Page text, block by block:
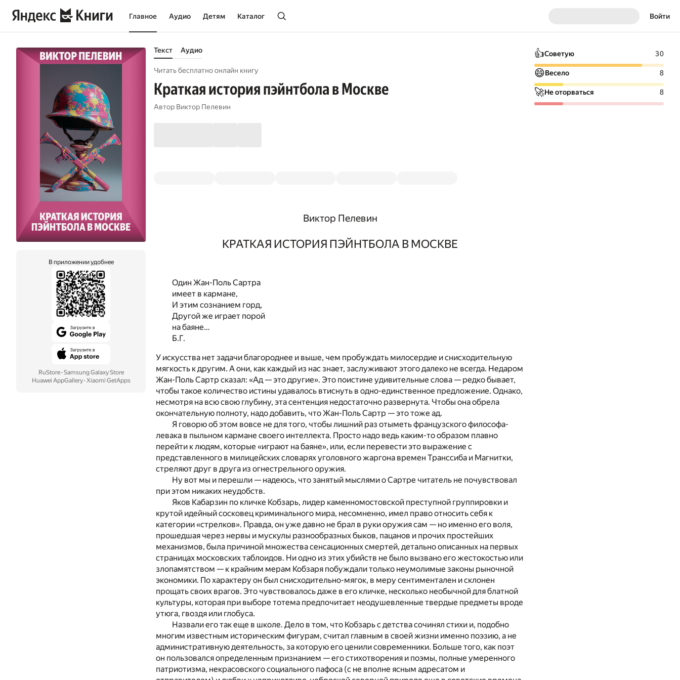
Главное Аудио Детям Каталог Войти
В приложении удобнее
RuStore· Samsung Galaxy Store
Huawei AppGallery· Xiaomi GetApps
Текст Аудио
Читать бесплатно онлайн книгу
Краткая история пэйнтбола в Москве
Автор Виктор Пелевин
Виктор Пелевин
КРАТКАЯ ИСТОРИЯ ПЭЙНТБОЛА В МОСКВЕ
Один Жан-Поль Сартра
имеет в кармане,
И этим сознанием горд,
Другой же играет порой
на баяне…
Б.Г.
У искусства нет задачи благороднее и выше, чем пробуждать милосердие и снисходительную
мягкость к другим. А они, как каждый из нас знает, заслуживают этого далеко не всегда. Недаром
Жан-Поль Сартр сказал: «Ад — это другие». Это поистине удивительные слова — редко бывает,
чтобы такое количество истины удавалось втиснуть в одно-единственное предложение. Однако,
несмотря на всю свою глубину, эта сентенция недостаточно развернута. Чтобы она обрела
окончательную полноту, надо добавить, что Жан-Поль Сартр — это тоже ад.
Я говорю об этом вовсе не для того, чтобы лишний раз отыметь французского философа-
левака в пыльном кармане своего интеллекта. Просто надо ведь каким-то образом плавно
перейти к людям, которые «играют на баяне», или, если перевести это выражение с
представленного в милицейских словарях уголовного жаргона времен Транссиба и Магнитки,
стреляют друг в друга из огнестрельного оружия.
Ну вот мы и перешли — надеюсь, что занятый мыслями о Сартре читатель не почувствовал
при этом никаких неудобств.
Яков Кабарзин по кличке Кобзарь, лидер каменномостовской преступной группировки и
крутой идейный сосковец криминального мира, несомненно, имел право относить себя к
категории «стрелков». Правда, он уже давно не брал в руки оружия сам — но именно его воля,
прошедшая через нервы и мускулы разнообразных быков, пацанов и прочих простейших
механизмов, была причиной множества сенсационных смертей, детально описанных на первых
страницах московских таблоидов. Ни одно из этих убийств не было вызвано его жестокостью или
злопамятством — к крайним мерам Кобзаря побуждали только неумолимые законы рыночной
экономики. По характеру он был снисходительно-мягок, в меру сентиментален и склонен
прощать своих врагов. Это чувствовалось даже в его кличке, несколько необычной для блатной
культуры, которая при выборе тотема предпочитает неодушевленные твердые предметы вроде
утюга, гвоздя или глобуса.
Назвали его так еще в школе. Дело в том, что Кобзарь с детства сочинял стихи и, подобно
многим известным историческим фигурам, считал главным в своей жизни именно поэзию, а не
административную деятельность, за которую его ценили современники. Больше того, как поэт
он пользовался определенным признанием — его стихотворения и поэмы, полные умеренного
патриотизма, некрасовского социального пафоса (с не вполне ясным адресатом и
👍Советую 30
😄Весело 8
🚀Не оторваться 8